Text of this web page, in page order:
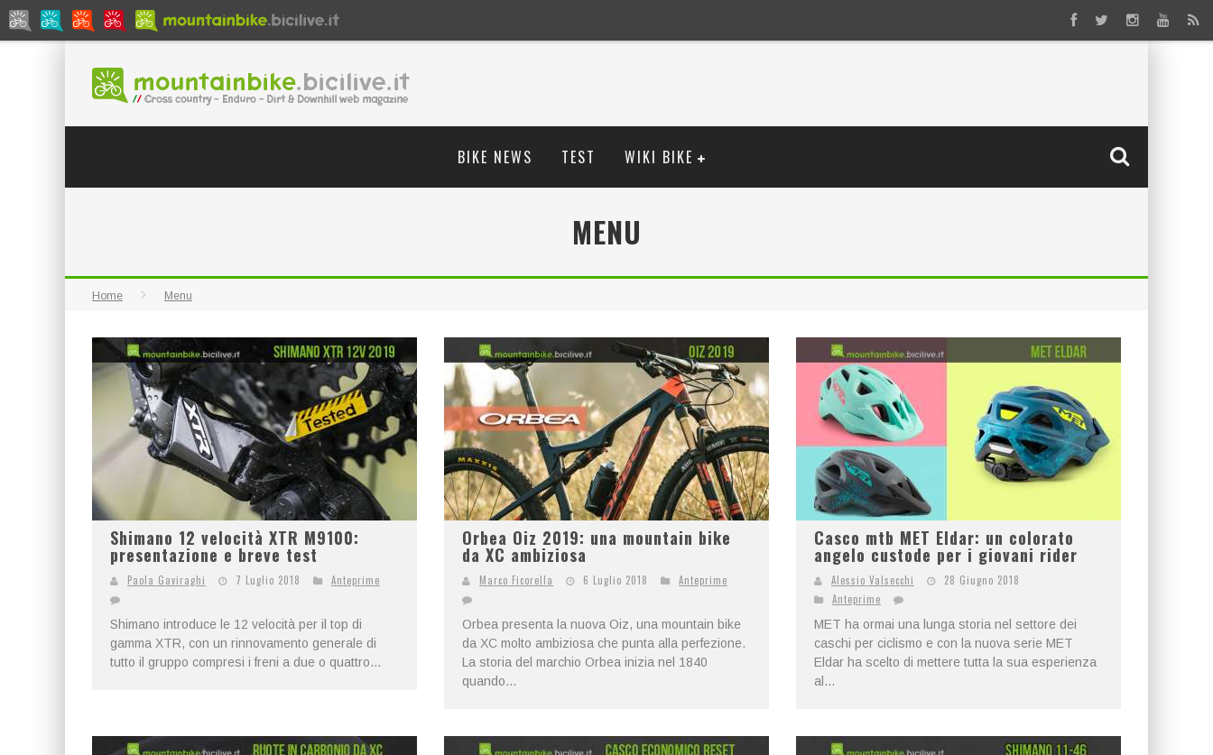
BIKE NEWS TEST WIKI BIKE
MENU
Home Menu
Shimano 12 velocità XTR M9100:
presentazione e breve test
Paola Gaviraghi 7 Luglio 2018 Anteprime
Shimano introduce le 12 velocità per il top di
gamma XTR, con un rinnovamento generale di
tutto il gruppo compresi i freni a due o quattro...
Orbea Oiz 2019: una mountain bike
da XC ambiziosa
Marco Ficorella 6 Luglio 2018 Anteprime
Orbea presenta la nuova Oiz, una mountain bike
da XC molto ambiziosa che punta alla perfezione.
La storia del marchio Orbea inizia nel 1840
quando...
Casco mtb MET Eldar: un colorato
angelo custode per i giovani rider
Alessio Valsecchi
28 Giugno 2018
Anteprime
MET ha ormai una lunga storia nel settore dei
caschi per ciclismo e con la nuova serie MET
Eldar ha scelto di mettere tutta la sua esperienza
al...